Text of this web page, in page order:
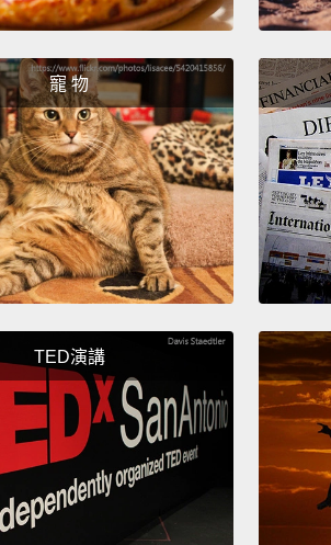
寵 物
TED演講